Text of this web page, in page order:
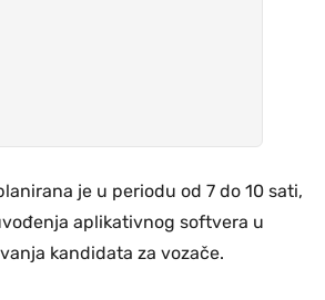
je u periodu od 7 do 10 sati,
aplikativnog softvera u
kandidata za vozače.